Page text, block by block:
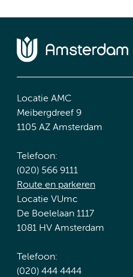
Locatie AMC
Meibergdreef 9
1105 AZ Amsterdam
Telefoon:
(020) 566 9111
Route en parkeren
Locatie VUmc
De Boelelaan 1117
1081 HV Amsterdam
Telefoon:
(020) 444 4444